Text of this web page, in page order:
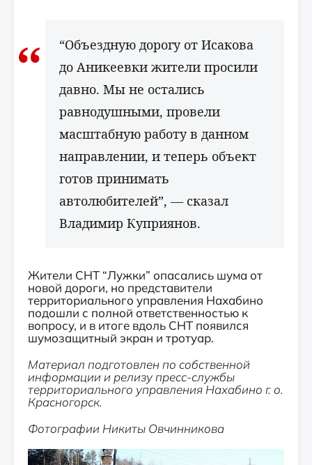
“Объездную дорогу от Исакова
до Аникеевки жители просили
давно. Мы не остались
равнодушными, провели
масштабную работу в данном
направлении, и теперь объект
готов принимать
автолюбителей”, — сказал
Владимир Куприянов.
Жители СНТ “Лужки” опасались шума от
новой дороги, но представители
территориального управления Нахабино
подошли с полной ответственностью к
вопросу, и в итоге вдоль СНТ появился
шумозащитный экран и тротуар.
Материал подготовлен по собственной
информации и релизу пресс-службы
территориального управления Нахабино г. о.
Красногорск.
Фотографии Никиты Овчинникова